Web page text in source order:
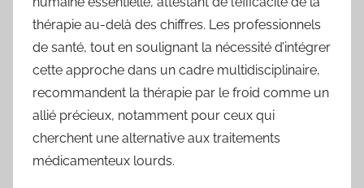
thérapie au-delà des chiffres. Les professionnels
de santé, tout en soulignant la nécessité d’intégrer
cette approche dans un cadre multidisciplinaire,
recommandent la thérapie par le froid comme un
allié précieux, notamment pour ceux qui
cherchent une alternative aux traitements
médicamenteux lourds.